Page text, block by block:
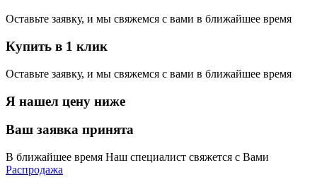
Оставьте заявку, и мы свяжемся с вами в ближайшее время
Купить в 1 клик
Оставьте заявку, и мы свяжемся с вами в ближайшее время
Я нашел цену ниже
Ваш заявка принята
В ближайшее время Наш специалист свяжется с Вами
Распродажа